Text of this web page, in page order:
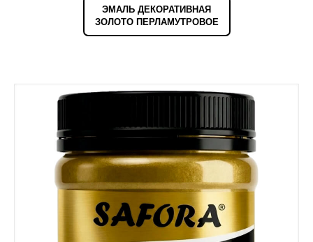
ЭМАЛЬ ДЕКОРАТИВНАЯ
ЗОЛОТО ПЕРЛАМУТРОВОЕ